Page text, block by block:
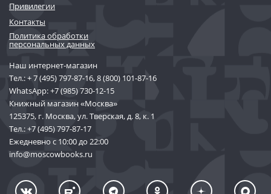
Привилегии
Контакты
Политика обработки
персональных данных
Наш интернет-магазин
Тел.:+ 7 (495) 797-87-16,8 (800) 101-87-16
WhatsApp:+7 (985) 730-12-15
Книжный магазин «Москва»
125375, г. Москва, ул. Тверская, д. 8, к. 1
Тел.:+7 (495) 797-87-17
Ежедневно с 10:00 до 22:00
info@moscowbooks.ru